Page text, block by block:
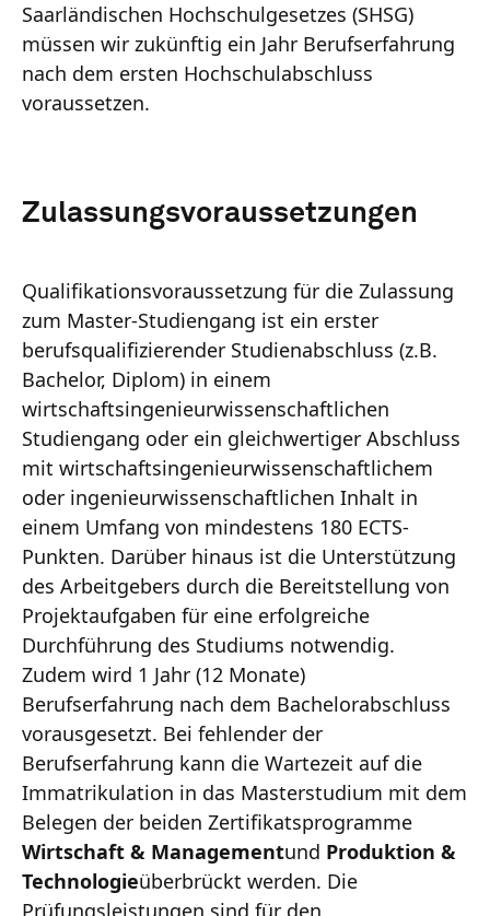
Saarländischen Hochschulgesetzes (SHSG)
müssen wir zukünftig ein Jahr Berufserfahrung
nach dem ersten Hochschulabschluss
voraussetzen.
Zulassungsvoraussetzungen
Qualifikationsvoraussetzung für die Zulassung
zum Master-Studiengang ist ein erster
berufsqualifizierender Studienabschluss (z.B.
Bachelor, Diplom) in einem
wirtschaftsingenieurwissenschaftlichen
Studiengang oder ein gleichwertiger Abschluss
mit wirtschaftsingenieurwissenschaftlichem
oder ingenieurwissenschaftlichen Inhalt in
einem Umfang von mindestens 180 ECTS-
Punkten. Darüber hinaus ist die Unterstützung
des Arbeitgebers durch die Bereitstellung von
Projektaufgaben für eine erfolgreiche
Durchführung des Studiums notwendig.
Zudem wird 1 Jahr (12 Monate)
Berufserfahrung nach dem Bachelorabschluss
vorausgesetzt. Bei fehlender der
Berufserfahrung kann die Wartezeit auf die
Immatrikulation in das Masterstudium mit dem
Belegen der beiden Zertifikatsprogramme
Wirtschaft & Managementund Produktion &
Technologieüberbrückt werden. Die
Prüfungsleistungen sind für den